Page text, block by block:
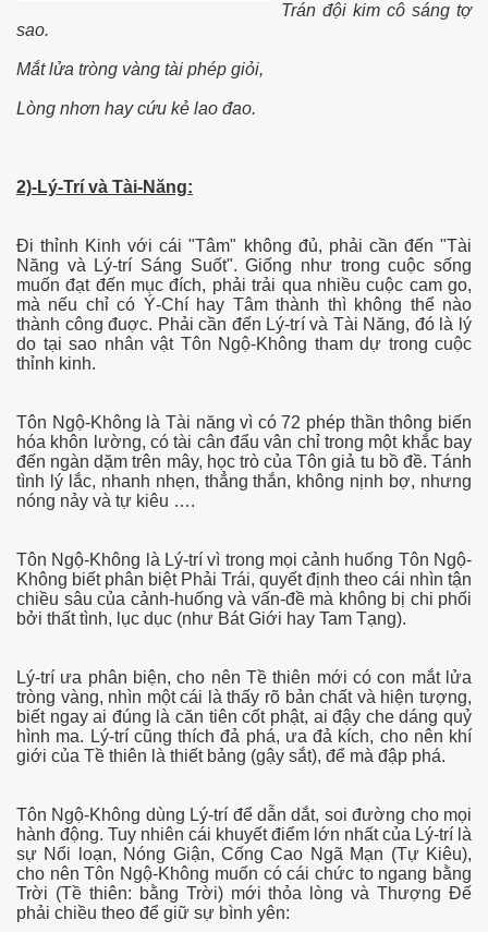
Trán đội kim cô sáng tợ
sao.
Mắt lửa tròng vàng tài phép giỏi,
Lòng nhơn hay cứu kẻ lao đao.
2)-Lý-Trí và Tài-Năng:
Đi thỉnh Kinh với cái "Tâm" không đủ, phải cần đến "Tài
Năng và Lý-trí Sáng Suốt". Giống như trong cuộc sống
muốn đạt đến mục đích, phải trải qua nhiều cuộc cam go,
mà nếu chỉ có Ý-Chí hay Tâm thành thì không thể nào
thành công đuợc. Phải cần đến Lý-trí và Tài Năng, đó là lý
do tại sao nhân vật Tôn Ngộ-Không tham dự trong cuộc
thỉnh kinh.
Tôn Ngộ-Không là Tài năng vì có 72 phép thần thông biến
hóa khôn lường, có tài cân đẩu vân chỉ trong một khắc bay
đến ngàn dặm trên mây, học trò của Tôn giả tu bồ đề. Tánh
tình lý lắc, nhanh nhẹn, thẳng thắn, không nịnh bợ, nhưng
nóng nảy và tự kiêu ….
Tôn Ngộ-Không là Lý-trí vì trong mọi cảnh huống Tôn Ngộ-
Không biết phân biệt Phải Trái, quyết định theo cái nhìn tận
chiều sâu của cảnh-huống và vấn-đề mà không bị chi phối
bởi thất tình, lục dục (như Bát Giới hay Tam Tạng).
Lý-trí ưa phân biện, cho nên Tề thiên mới có con mắt lửa
tròng vàng, nhìn một cái là thấy rõ bản chất và hiện tượng,
biết ngay ai đúng là căn tiên cốt phật, ai đậy che dáng quỷ
hình ma. Lý-trí cũng thích đả phá, ưa đả kích, cho nên khí
giới của Tề thiên là thiết bảng (gậy sắt), để mà đập phá.
Tôn Ngộ-Không dùng Lý-trí để dẫn dắt, soi đường cho mọi
hành động. Tuy nhiên cái khuyết điểm lớn nhất của Lý-trí là
sự Nổi loạn, Nóng Giận, Cống Cao Ngã Mạn (Tự Kiêu),
cho nên Tôn Ngộ-Không muốn có cái chức to ngang bằng
Trời (Tề thiên: bằng Trời) mới thỏa lòng và Thượng Đế
phải chiều theo để giữ sự bình yên:
21
23
25
26
28
29